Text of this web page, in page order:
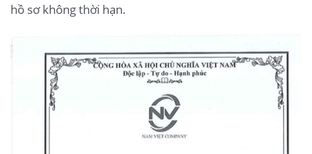
hồ sơ không thời hạn.